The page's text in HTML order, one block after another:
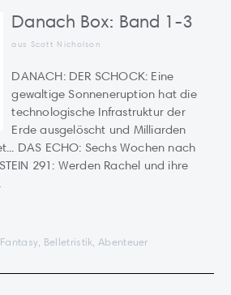
Danach Box: Band 1-3
aus Scott Nicholson
DANACH: DER SCHOCK: Eine
gewaltige Sonneneruption hat die
technologische Infrastruktur der
Erde ausgelöscht und Milliarden
DAS ECHO: Sechs Wochen nach
291: Werden Rachel und ihre
Belletristik, Abenteuer